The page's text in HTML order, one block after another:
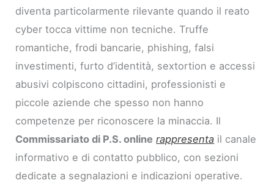
diventa particolarmente rilevante quando il reato
cyber tocca vittime non tecniche. Truffe
romantiche, frodi bancarie, phishing, falsi
investimenti, furto d’identità, sextortion e accessi
abusivi colpiscono cittadini, professionisti e
piccole aziende che spesso non hanno
competenze per riconoscere la minaccia. Il
Commissariato di P.S. online rappresenta il canale
informativo e di contatto pubblico, con sezioni
dedicate a segnalazioni e indicazioni operative.